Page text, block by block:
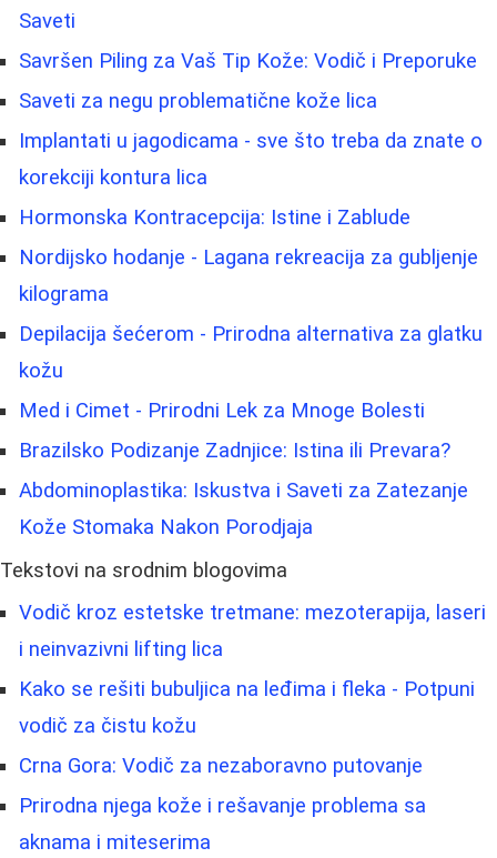
Saveti
Savršen Piling za Vaš Tip Kože: Vodič i Preporuke
Saveti za negu problematične kože lica
Implantati u jagodicama - sve što treba da znate o
korekciji kontura lica
Hormonska Kontracepcija: Istine i Zablude
Nordijsko hodanje - Lagana rekreacija za gubljenje
kilograma
Depilacija šećerom - Prirodna alternativa za glatku
kožu
Med i Cimet - Prirodni Lek za Mnoge Bolesti
Brazilsko Podizanje Zadnjice: Istina ili Prevara?
Abdominoplastika: Iskustva i Saveti za Zatezanje
Kože Stomaka Nakon Porodjaja
Tekstovi na srodnim blogovima
Vodič kroz estetske tretmane: mezoterapija, laseri
i neinvazivni lifting lica
Kako se rešiti bubuljica na leđima i fleka - Potpuni
vodič za čistu kožu
Crna Gora: Vodič za nezaboravno putovanje
Prirodna njega kože i rešavanje problema sa
aknama i miteserima